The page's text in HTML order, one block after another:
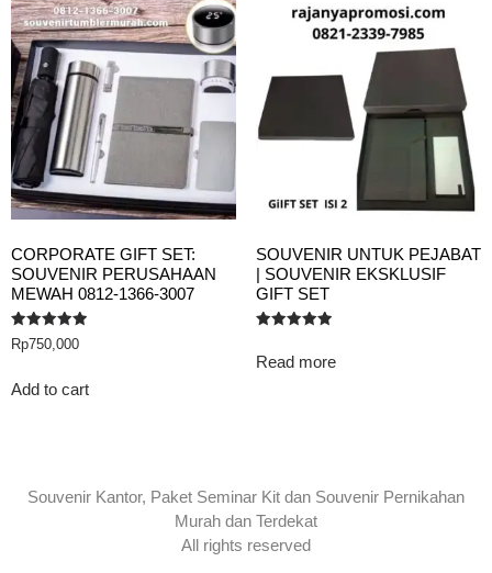
CORPORATE GIFT SET:
SOUVENIR PERUSAHAAN
MEWAH 0812-1366-3007
Rated
5.00
Rp750,000
Add to cart
SOUVENIR UNTUK PEJABAT
| SOUVENIR EKSKLUSIF
GIFT SET
5.00
out of 5
Read more
Souvenir Kantor, Paket Seminar Kit dan Souvenir Pernikahan
Murah dan Terdekat
All rights reserved